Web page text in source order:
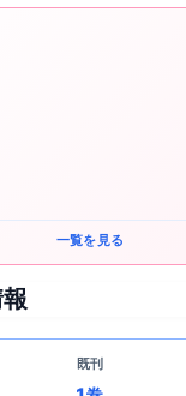
一覧を見る
既刊